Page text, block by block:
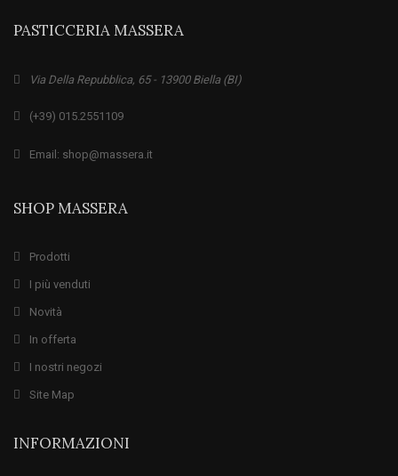
PASTICCERIA MASSERA
Via Della Repubblica, 65 - 13900 Biella (BI)
(+39) 015.2551109
Email: shop@massera.it
SHOP MASSERA
Prodotti
I più venduti
Novità
In offerta
I nostri negozi
Site Map
INFORMAZIONI